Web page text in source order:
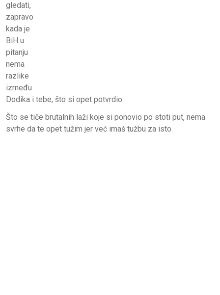
gledati,
zapravo
kada je
BiH u
pitanju
nema
razlike
između
Dodika i tebe, što si opet potvrdio.
Što se tiče brutalnih laži koje si ponovio po stoti put, nema
svrhe da te opet tužim jer već imaš tužbu za isto.